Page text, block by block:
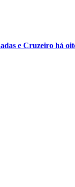
e Cruzeiro há